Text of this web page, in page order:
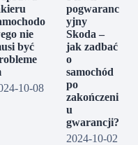
nie
być
10-08
pogwaranc
yjny
Skoda –
jak zadbać
o
samochód
po
zakończeni
u
gwarancji?
2024-10-02